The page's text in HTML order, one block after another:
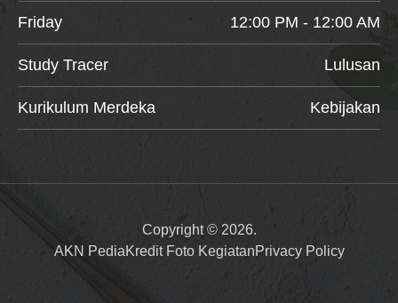
Friday 12:00 PM - 12:00 AM
Study Tracer Lulusan
Kurikulum Merdeka Kebijakan
Copyright © 2026.
AKN PediaKredit Foto KegiatanPrivacy Policy